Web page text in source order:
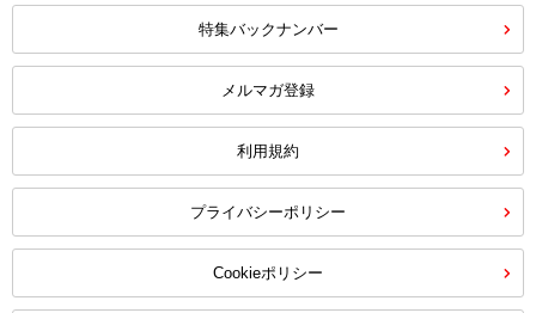
特集バックナンバー
メルマガ登録
利用規約
プライバシーポリシー
Cookieポリシー